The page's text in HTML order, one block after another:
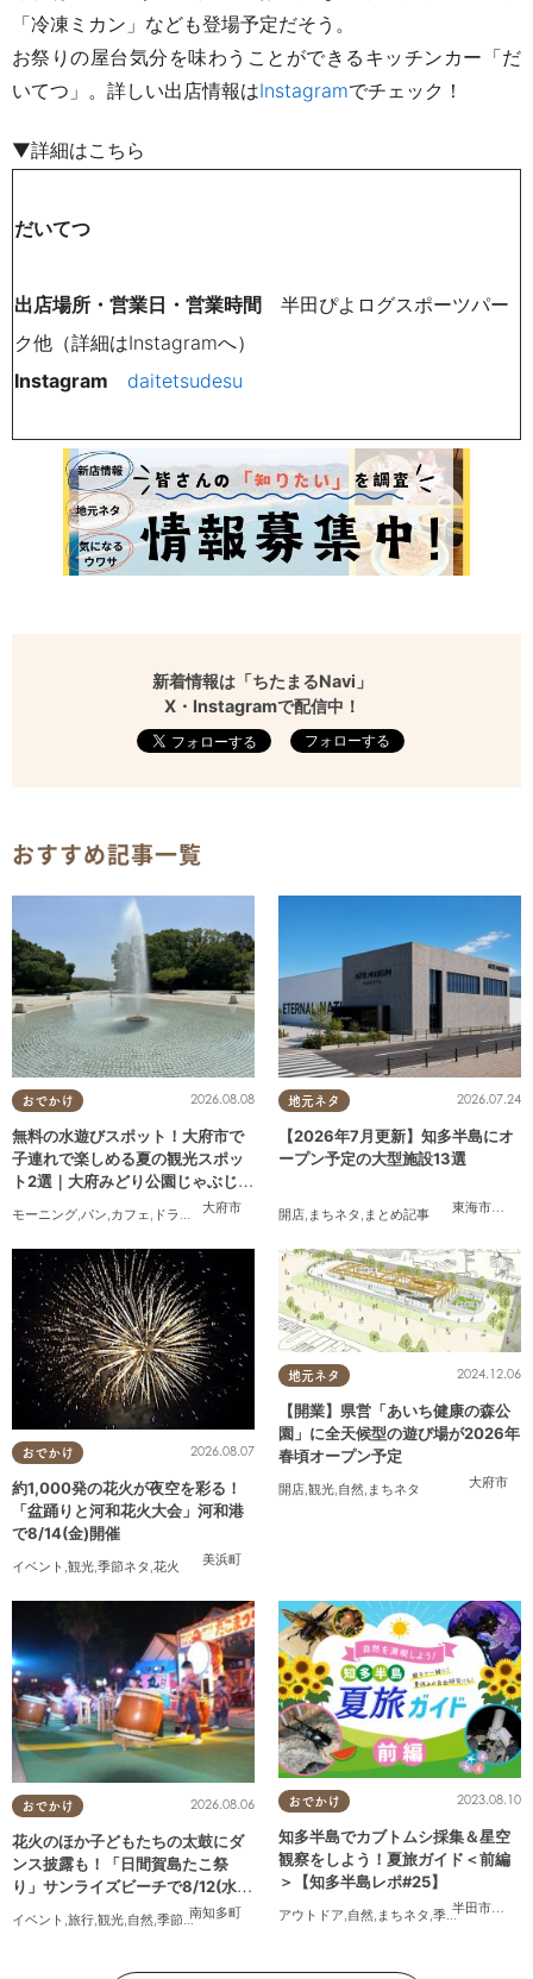
「冷凍ミカン」なども登場予定だそう。
お祭りの屋台気分を味わうことができるキッチンカー「だ
いてつ」。詳しい出店情報はInstagramでチェック！
▼詳細はこちら
だいてつ
出店場所・営業日・営業時間 半田ぴよログスポーツパー
ク他（詳細はInstagramへ）
Instagram daitetsudesu
新着情報は「ちたまるNavi」
X・Instagramで配信中！
フォローする
おすすめ記事一覧
おでかけ
大府市
2026.08.08
無料の水遊びスポット！大府市で
子連れで楽しめる夏の観光スポッ
ト2選｜大府みどり公園じゃぶじゃ
ぶ池、ぱんやSUNとえふ
モーニング,パン,カフェ, ドライブ ,観光, 行ってみたレポ,KURUTOHP
地元ネタ
東海市
,大府
2026.07.24
【2026年7月更新】知多半島にオ
ープン予定の大型施設13選
開店, まちネタ , まとめ記事
おでかけ
美浜町
2026.08.07
約1,000発の花火が夜空を彩る！
「盆踊りと河和花火大会」河和港
で8/14(金)開催
イベント ,観光,季節ネタ ,花火
地元ネタ
大府市
2024.12.06
【開業】県営「あいち健康の森公
園」に全天候型の遊び場が2026年
春頃オープン予定
開店 観光 自然 まちネタ
おでかけ
南知多町
2026.08.06
花火のほか子どもたちの太鼓にダ
ンス披露も！「日間賀島たこ祭
り」サンライズビーチで8/12(水)
イベント 旅行 観光 自然 季節ネタ ,花火
おでかけ
半田市
,武豊
2023.08.10
知多半島でカブトムシ採集＆星空
観察をしよう！夏旅ガイド＜前編
＞【知多半島レポ#25】
アウトドア 自然 まちネタ 季節ネタ , 親子